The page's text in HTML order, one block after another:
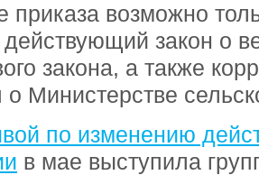
приказа возможно
действующий закон о
закона, а также
Министерстве
по изменению
в мае выступила